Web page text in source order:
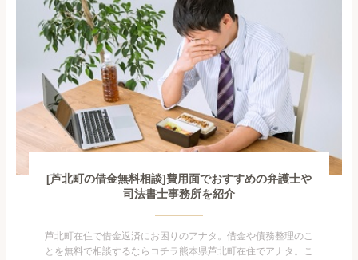
[芦北町の借金無料相談]費用面でおすすめの弁護士や
司法書士事務所を紹介
芦北町在住で借金返済にお困りのアナタ。借金や債務整理のこ
とを無料で相談するならコチラ熊本県芦北町在住でアナタ。こ